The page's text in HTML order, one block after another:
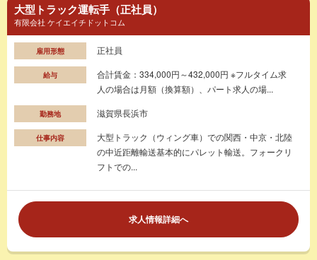
大型トラック運転手（正社員）
有限会社 ケイエイチドットコム
雇用形態 正社員
給与
合計賃金：334,000円～432,000円 ※フルタイム求
人の場合は月額（換算額）、パート求人の場...
勤務地 滋賀県長浜市
仕事内容
大型トラック（ウィング車）での関西・中京・北陸
の中近距離輸送基本的にパレット輸送。フォークリ
フトでの...
求人情報詳細へ